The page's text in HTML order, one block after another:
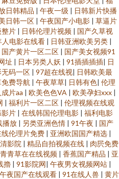
日韩精品 | 午夜一级 | 日韩新片快播
日韩一区 | 午夜国产小电影 | 草逼片
片 | 日韩伦理片视频 | 国产久草视
人电影在线看 | 日韩亚洲欧美另类 |
国产黄片一区二区 | 国产美女视频91
址 | 日本另类人妖 | 91插插插插| 日
无码一区 | 97超在线视| 日韩欧美最
费导航 | 午夜草草| 日韩有色| 伦理
片aa | 欧美色色VA | 欧美孕妇xxx |
| 福利片一区二区 | 伦理视频在线观
片 | 在线韩国伦理电影 | 福利电影
播放 | 另类亚洲色情 | 91午夜 | 国产
线伦理片免费 | 亚洲欧国国产精选 |
影院 | 精品自拍视频在线 | 肉屄免费
青青草在在线视频 | 香蕉国产精品 | 亚
擼 | 91影院网| 午夜男女视频网站 |
午夜国产在线观看 | 91在线人兽 | 黄片